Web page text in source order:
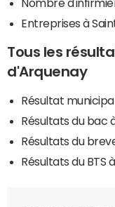
Nombre
Entreprises à
Tous les
d'Arquenay
Résultat
Résultats du bac
Résultats du
Résultats du BTS